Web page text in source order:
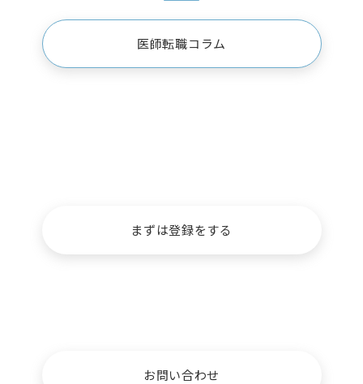
医師転職コラム
まずは登録をする
お問い合わせ